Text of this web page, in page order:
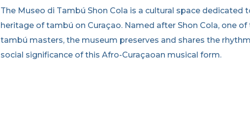
The Museo di Tambú Shon Cola is a cultural space dedicated
heritage of tambú on Curaçao. Named after Shon Cola, one
tambú masters, the museum preserves and shares the
social significance of this Afro-Curaçaoan musical form.